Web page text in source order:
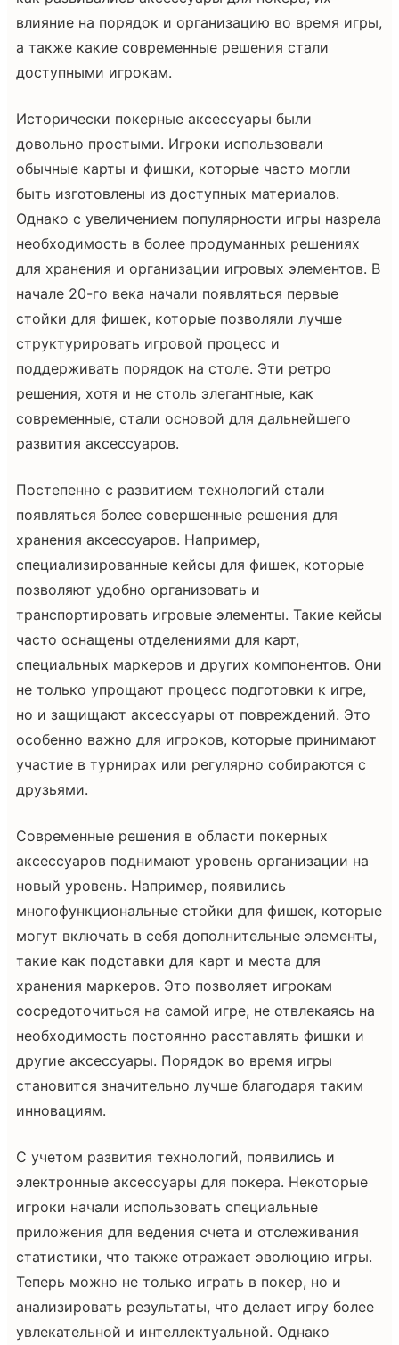
влияние на порядок и организацию во время игры,
а также какие современные решения стали
доступными игрокам.
Исторически покерные аксессуары были
довольно простыми. Игроки использовали
обычные карты и фишки, которые часто могли
быть изготовлены из доступных материалов.
Однако с увеличением популярности игры назрела
необходимость в более продуманных решениях
для хранения и организации игровых элементов. В
начале 20-го века начали появляться первые
стойки для фишек, которые позволяли лучше
структурировать игровой процесс и
поддерживать порядок на столе. Эти ретро
решения, хотя и не столь элегантные, как
современные, стали основой для дальнейшего
развития аксессуаров.
Постепенно с развитием технологий стали
появляться более совершенные решения для
хранения аксессуаров. Например,
специализированные кейсы для фишек, которые
позволяют удобно организовать и
транспортировать игровые элементы. Такие кейсы
часто оснащены отделениями для карт,
специальных маркеров и других компонентов. Они
не только упрощают процесс подготовки к игре,
но и защищают аксессуары от повреждений. Это
особенно важно для игроков, которые принимают
участие в турнирах или регулярно собираются с
друзьями.
Современные решения в области покерных
аксессуаров поднимают уровень организации на
новый уровень. Например, появились
многофункциональные стойки для фишек, которые
могут включать в себя дополнительные элементы,
такие как подставки для карт и места для
хранения маркеров. Это позволяет игрокам
сосредоточиться на самой игре, не отвлекаясь на
необходимость постоянно расставлять фишки и
другие аксессуары. Порядок во время игры
становится значительно лучше благодаря таким
инновациям.
С учетом развития технологий, появились и
электронные аксессуары для покера. Некоторые
игроки начали использовать специальные
приложения для ведения счета и отслеживания
статистики, что также отражает эволюцию игры.
Теперь можно не только играть в покер, но и
анализировать результаты, что делает игру более
увлекательной и интеллектуальной. Однако